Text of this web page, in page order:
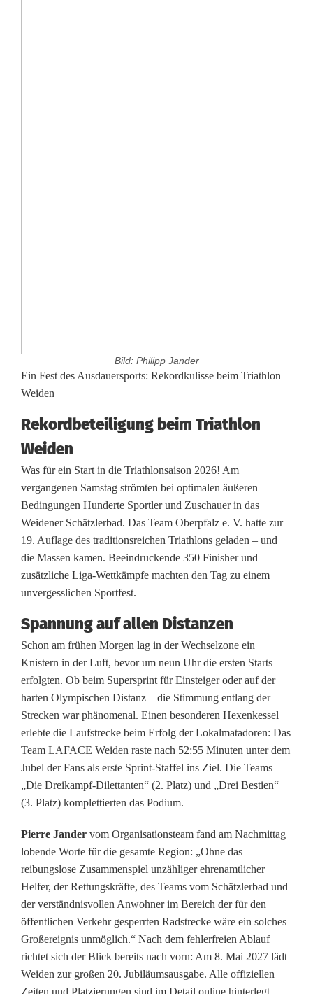
Bild: Philipp Jander
R
k
o
r
d
k
u
l
i
s
s
e
b
e
m
T
r
i
a
t
h
Ein Fest des Ausdauersports: Rekordkulisse beim Triathlon
Weiden
Rekordbeteiligung beim Triathlon
Weiden
Was für ein Start in die Triathlonsaison 2026! Am
vergangenen Samstag strömten bei optimalen äußeren
Bedingungen Hunderte Sportler und Zuschauer in das
Weidener Schätzlerbad. Das Team Oberpfalz e. V. hatte zur
19. Auflage des traditionsreichen Triathlons geladen – und
die Massen kamen. Beeindruckende 350 Finisher und
zusätzliche Liga-Wettkämpfe machten den Tag zu einem
unvergesslichen Sportfest.
Spannung auf allen Distanzen
Schon am frühen Morgen lag in der Wechselzone ein
Knistern in der Luft, bevor um neun Uhr die ersten Starts
erfolgten. Ob beim Supersprint für Einsteiger oder auf der
harten Olympischen Distanz – die Stimmung entlang der
Strecken war phänomenal. Einen besonderen Hexenkessel
erlebte die Laufstrecke beim Erfolg der Lokalmatadoren: Das
Team LAFACE Weiden raste nach 52:55 Minuten unter dem
Jubel der Fans als erste Sprint-Staffel ins Ziel. Die Teams
„Die Dreikampf-Dilettanten“ (2. Platz) und „Drei Bestien“
(3. Platz) komplettierten das Podium.
Pierre Jander vom Organisationsteam fand am Nachmittag
lobende Worte für die gesamte Region: „Ohne das
reibungslose Zusammenspiel unzähliger ehrenamtlicher
Helfer, der Rettungskräfte, des Teams vom Schätzlerbad und
der verständnisvollen Anwohner im Bereich der für den
öffentlichen Verkehr gesperrten Radstrecke wäre ein solches
Großereignis unmöglich.“ Nach dem fehlerfreien Ablauf
richtet sich der Blick bereits nach vorn: Am 8. Mai 2027 lädt
Weiden zur großen 20. Jubiläumsausgabe. Alle offiziellen
Zeiten und Platzierungen sind im Detail online hinterlegt.